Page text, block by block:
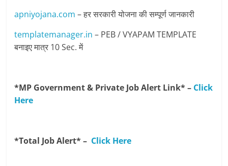
apniyojana.com – हर सरकारी योजना की सम्पूर्ण जानकारी
templatemanager.in – PEB / VYAPAM TEMPLATE
बनाइए मात्र 10 Sec. में
*MP Government & Private Job Alert Link* – Click
Here
*Total Job Alert* – Click Here